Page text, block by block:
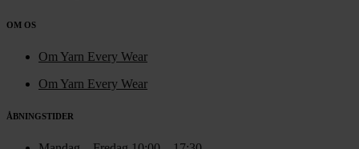
OM OS
Om Yarn Every Wear
Om Yarn Every Wear
ÅBNINGSTIDER